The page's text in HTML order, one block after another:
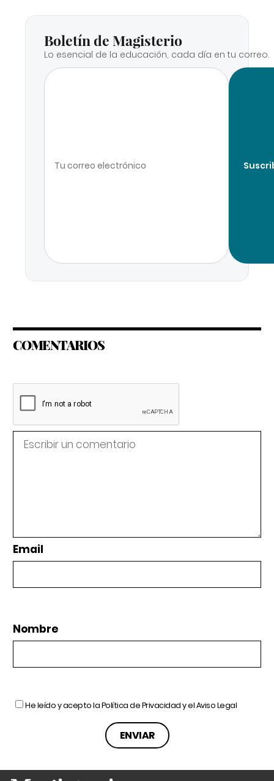
Boletín de Magisterio
Lo esencial de la educación, cada día en tu correo.
COMENTARIOS
Email
Nombre
He leído y acepto laPolítica de Privacidady elAviso Legal